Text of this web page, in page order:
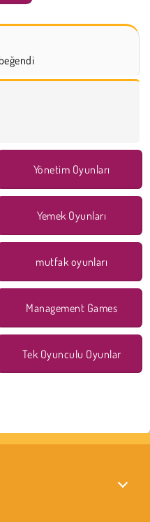
Yönetim Oyunları
Yemek Oyunları
mutfak oyunları
Management Games
Tek Oyunculu Oyunlar